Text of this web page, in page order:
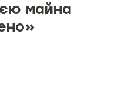
майна